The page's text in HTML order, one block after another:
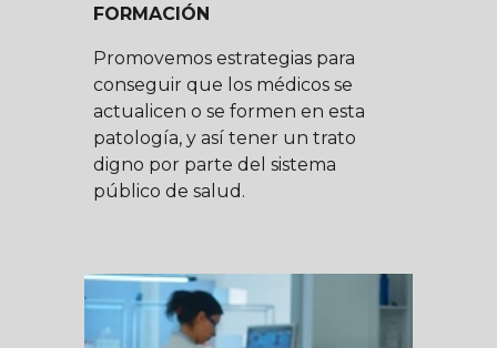
FORMACIÓN
Promovemos estrategias para
conseguir que los médicos se
actualiceno se formen en esta
patología,y así tener un trato
digno por parte del sistema
público de salud.